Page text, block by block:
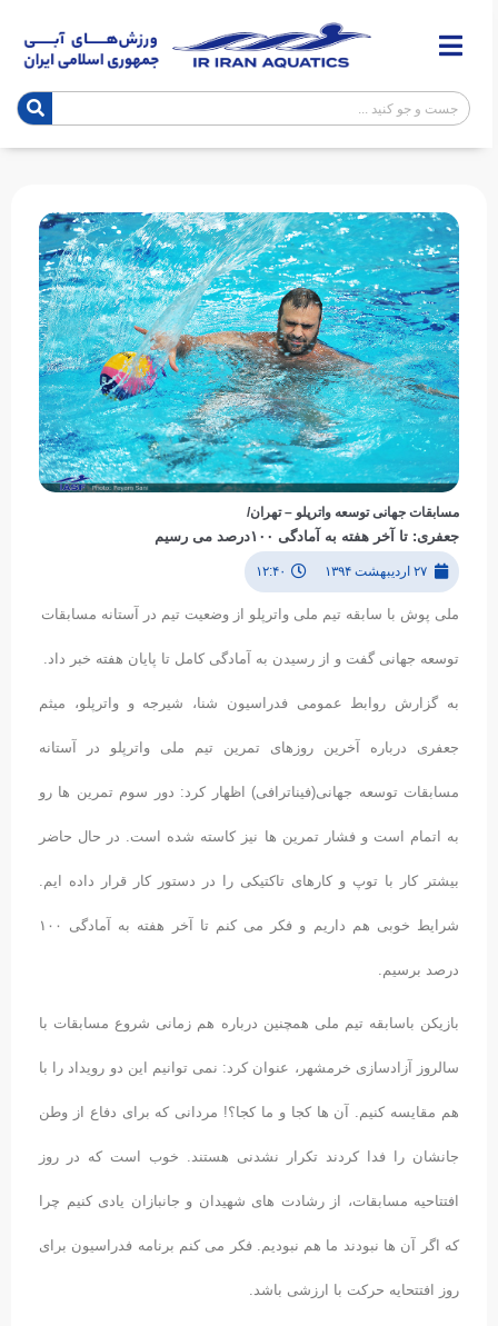
مسابقات جهانی توسعه واترپلو – تهران/
جعفری: تا آخر هفته به آمادگی ۱۰۰درصد می رسیم
۲۷ اردیبهشت ۱۳۹۴ ۱۲:۴۰
ملی پوش با سابقه تیم ملی واترپلو از وضعیت تیم در آستانه مسابقات
توسعه جهانی گفت و از رسیدن به آمادگی کامل تا پایان هفته خبر داد.
به گزارش روابط عمومی فدراسیون شنا، شیرجه و واترپلو، میثم
جعفری درباره آخرین روزهای تمرین تیم ملی واترپلو در آستانه
مسابقات توسعه جهانی(فیناترافی) اظهار کرد: دور سوم تمرین ها رو
به اتمام است و فشار تمرین ها نیز کاسته شده است. در حال حاضر
بیشتر کار با توپ و کارهای تاکتیکی را در دستور کار قرار داده ایم.
درصد برسیم.
بازیکن باسابقه تیم ملی همچنین درباره هم زمانی شروع مسابقات با
سالروز آزادسازی خرمشهر، عنوان کرد: نمی توانیم این دو رویداد را با
هم مقایسه کنیم. آن ها کجا و ما کجا؟! مردانی که برای دفاع از وطن
جانشان را فدا کردند تکرار نشدنی هستند. خوب است که در روز
افتتاحیه مسابقات، از رشادت های شهیدان و جانبازان یادی کنیم چرا
که اگر آن ها نبودند ما هم نبودیم. فکر می کنم برنامه فدراسیون برای
روز افتتحایه حرکت با ارزشی باشد.